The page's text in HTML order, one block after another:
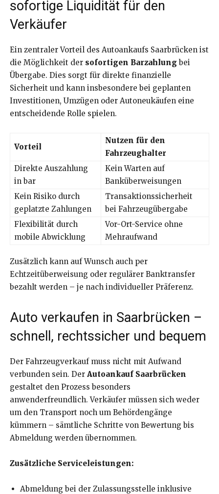
sofortige Liquidität für den
Verkäufer
Ein zentraler Vorteil des Autoankaufs Saarbrücken ist
die Möglichkeit der sofortigen Barzahlung bei
Übergabe. Dies sorgt für direkte finanzielle
Sicherheit und kann insbesondere bei geplanten
Investitionen, Umzügen oder Autoneukäufen eine
entscheidende Rolle spielen.
Vorteil
Nutzen für den
Fahrzeughalter
Direkte Auszahlung
in bar
Kein Warten auf
Banküberweisungen
Kein Risiko durch
geplatzte Zahlungen
Transaktionssicherheit
bei Fahrzeugübergabe
Flexibilität durch
mobile Abwicklung
Vor-Ort-Service ohne
Mehraufwand
Zusätzlich kann auf Wunsch auch per
Echtzeitüberweisung oder regulärer Banktransfer
bezahlt werden – je nach individueller Präferenz.
Auto verkaufen in Saarbrücken –
schnell, rechtssicher und bequem
Der Fahrzeugverkauf muss nicht mit Aufwand
verbunden sein. Der Autoankauf Saarbrücken
gestaltet den Prozess besonders
anwenderfreundlich. Verkäufer müssen sich weder
um den Transport noch um Behördengänge
kümmern – sämtliche Schritte von Bewertung bis
Abmeldung werden übernommen.
Zusätzliche Serviceleistungen:
Abmeldung bei der Zulassungsstelle inklusive